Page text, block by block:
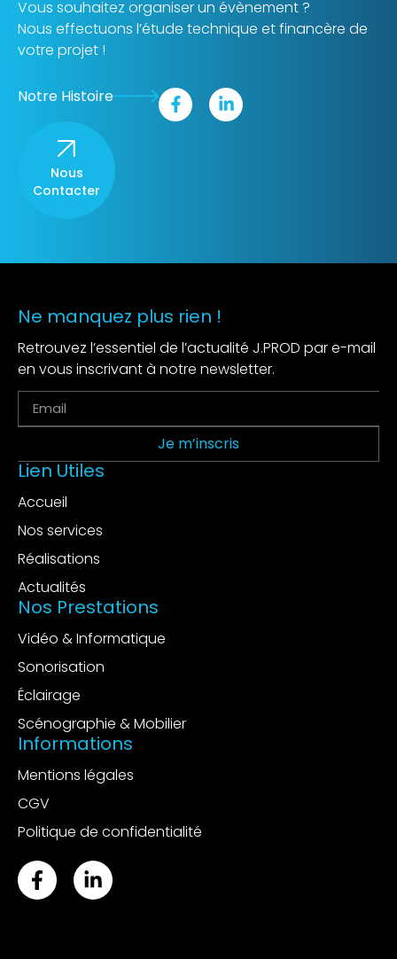
Vous souhaitez organiser un évènement ?
Nous effectuons l’étude technique et financère de
votre projet !
Notre Histoire
Nous
Contacter
Ne manquez plus rien !
Retrouvez l’essentiel de l’actualité J.PROD par e-mail
en vous inscrivant à notre newsletter.
Je m’inscris
Lien Utiles
Accueil
Nos services
Réalisations
Actualités
Nos Prestations
Vidéo & Informatique
Sonorisation
Éclairage
Scénographie & Mobilier
Informations
Mentions légales
CGV
Politique de confidentialité